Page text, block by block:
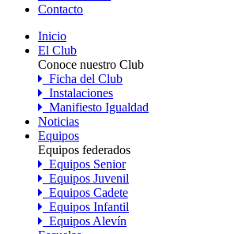
Contacto
Inicio
El Club
Conoce nuestro Club
Ficha del Club
Instalaciones
Manifiesto Igualdad
Noticias
Equipos
Equipos federados
Equipos Senior
Equipos Juvenil
Equipos Cadete
Equipos Infantil
Equipos Alevín